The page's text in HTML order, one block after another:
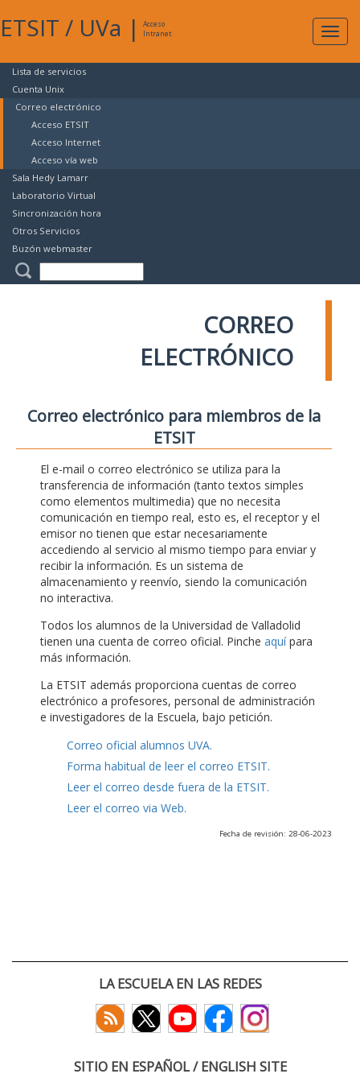
ETSIT / UVa |
Acceso
Intranet
Lista de servicios
Cuenta Unix
Correo electrónico
Acceso ETSIT
Acceso Internet
Acceso vía web
Sala Hedy Lamarr
Laboratorio Virtual
Sincronización hora
Otros Servicios
Buzón webmaster
CORREO
ELECTRÓNICO
Correo electrónico para miembros de la
ETSIT
El e-mail o correo electrónico se utiliza para la
transferencia de información (tanto textos simples
como elementos multimedia) que no necesita
comunicación en tiempo real, esto es, el receptor y el
emisor no tienen que estar necesariamente
accediendo al servicio al mismo tiempo para enviar y
recibir la información. Es un sistema de
almacenamiento y reenvío, siendo la comunicación
no interactiva.
Todos los alumnos de la Universidad de Valladolid
tienen una cuenta de correo oficial. Pinche aquípara
más información.
La ETSIT además proporciona cuentas de correo
electrónico a profesores, personal de administración
e investigadores de la Escuela, bajo petición.
Correo oficial alumnos UVA.
Forma habitual de leer el correo ETSIT.
Leer el correo desde fuera de la ETSIT.
Leer el correo via Web.
Fecha de revisión: 28-06-2023
LA ESCUELA EN LAS REDES
SITIO EN ESPAÑOL / ENGLISH SITE